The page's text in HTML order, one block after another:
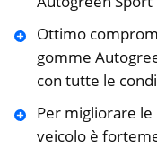
Ottimo
gomme
con tutte le
Per migliorare
veicolo è